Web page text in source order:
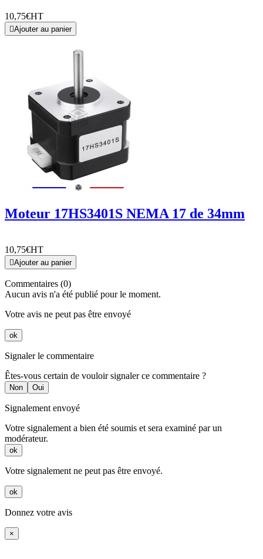
10,75€HT
Ajouter au panier
Moteur 17HS3401S NEMA 17 de 34mm
10,75€HT
Ajouter au panier
Commentaires (0)
Aucun avis n'a été publié pour le moment.
Votre avis ne peut pas être envoyé
ok
Signaler le commentaire
Êtes-vous certain de vouloir signaler ce commentaire ?
Non Oui
Signalement envoyé
Votre signalement a bien été soumis et sera examiné par un
modérateur.
ok
Votre signalement ne peut pas être envoyé.
ok
Donnez votre avis
×